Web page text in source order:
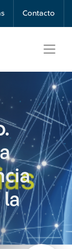
Contacto
la